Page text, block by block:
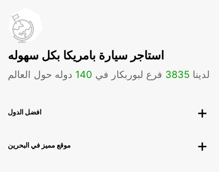
استاجر سيارة بامريكا بكل سهوله
لدينا 3835 فرع لبوربكار في 140 دوله حول العالم
افضل الدول
موقع مميز في البحرين